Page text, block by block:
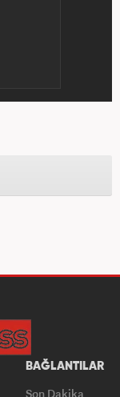
BAĞLANTILAR
Son Dakika